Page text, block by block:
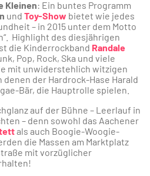
Kleinen: Ein buntes Programm
und Toy-Show bietet wie jedes
– in 2015 unter dem Motto
Highlight des diesjährigen
die Kinderrockband Randale
Pop, Rock, Ska und viele
mit unwiderstehlich witzigen
der Hardrock-Hase Harald
Bär, die Hauptrolle spielen.
auf der Bühne – Leerlauf in
– denn sowohl das Aachener
als auch Boogie-Woogie-
die Massen am Marktplatz
mit vorzüglicher